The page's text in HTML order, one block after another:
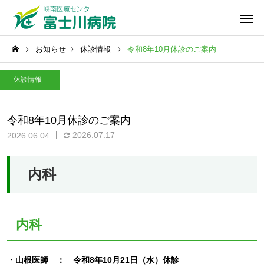
お知らせ 休診情報 令和8年10月休診のご案内
休診情報
令和8年10月休診のご案内
2026.06.04 2026.07.17
内科
内科
・山根医師 ： 令和8年10月21日（水）休診